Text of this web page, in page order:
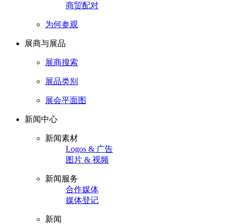
商贸配对
为何参观
展商与展品
展商搜索
展品类别
展会平面图
新闻中心
新闻素材
Logos & 广告
图片 & 视频
新闻服务
合作媒体
媒体登记
新闻